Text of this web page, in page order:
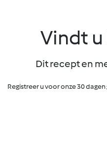
Vindt
Dit recept en
Registreer u voor onze 30